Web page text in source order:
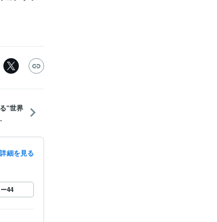
“世界
細を見る
44